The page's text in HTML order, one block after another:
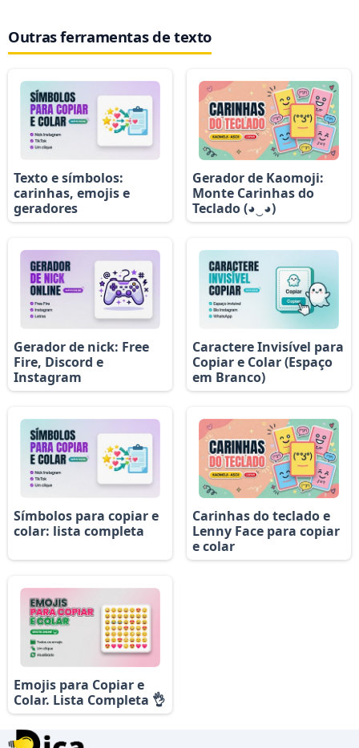
Outras ferramentas de texto
Texto e símbolos:
carinhas, emojis e
geradores
Gerador de Kaomoji:
Monte Carinhas do
Teclado (◕‿◕)
Gerador de nick: Free
Fire, Discord e
Instagram
Caractere Invisível para
Copiar e Colar (Espaço
em Branco)
Símbolos para copiar e
colar: lista completa
Carinhas do teclado e
Lenny Face para copiar
e colar
Emojis para Copiar e
Colar. Lista Completa 👌